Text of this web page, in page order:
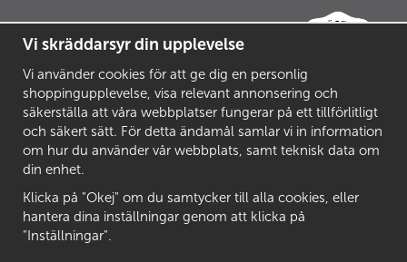
Vi skräddarsyr din upplevelse
Vi använder cookies för att ge dig en personlig
shoppingupplevelse, visa relevant annonsering och
säkerställa att våra webbplatser fungerar på ett tillförlitligt
och säkert sätt. För detta ändamål samlar vi in information
om hur du använder vår webbplats, samt teknisk data om
din enhet.
Klicka på "Okej" om du samtycker till alla cookies, eller
hantera dina inställningar genom att klicka på
"Inställningar".